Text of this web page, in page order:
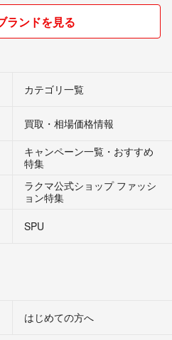
ランドを見る
カテゴリ一覧
買取・相場価格情報
キャンペーン一覧・おすすめ
特集
ラクマ公式ショップ ファッシ
ョン特集
SPU
はじめての方へ